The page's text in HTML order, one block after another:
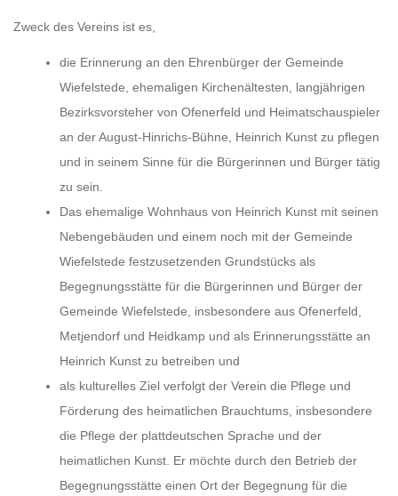
Zweck des Vereins ist es,
die Erinnerung an den Ehrenbürger der Gemeinde
Wiefelstede, ehemaligen Kirchenältesten, langjährigen
Bezirksvorsteher von Ofenerfeld und Heimatschauspieler
an der August-Hinrichs-Bühne, Heinrich Kunst zu pflegen
und in seinem Sinne für die Bürgerinnen und Bürger tätig
zu sein.
Das ehemalige Wohnhaus von Heinrich Kunst mit seinen
Nebengebäuden und einem noch mit der Gemeinde
Wiefelstede festzusetzenden Grundstücks als
Begegnungsstätte für die Bürgerinnen und Bürger der
Gemeinde Wiefelstede, insbesondere aus Ofenerfeld,
Metjendorf und Heidkamp und als Erinnerungsstätte an
Heinrich Kunst zu betreiben und
als kulturelles Ziel verfolgt der Verein die Pflege und
Förderung des heimatlichen Brauchtums, insbesondere
die Pflege der plattdeutschen Sprache und der
heimatlichen Kunst. Er möchte durch den Betrieb der
Begegnungsstätte einen Ort der Begegnung für die